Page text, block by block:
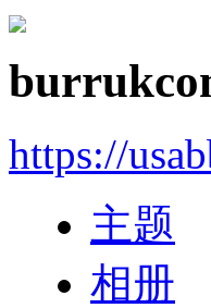
https://
主题
相册